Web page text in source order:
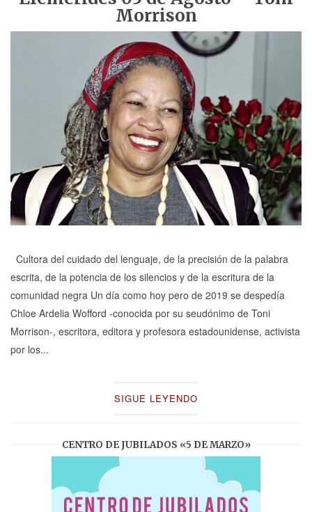
Morrison
Cultora del cuidado del lenguaje, de la precisión de la palabra
escrita, de la potencia de los silencios y de la escritura de la
comunidad negra Un día como hoy pero de 2019 se despedía
Chloe Ardelia Wofford -conocida por su seudónimo de Toni
Morrison-, escritora, editora y profesora estadounidense, activista
por los...
SIGUE LEYENDO
CENTRO DE JUBILADOS «5 DE MARZO»